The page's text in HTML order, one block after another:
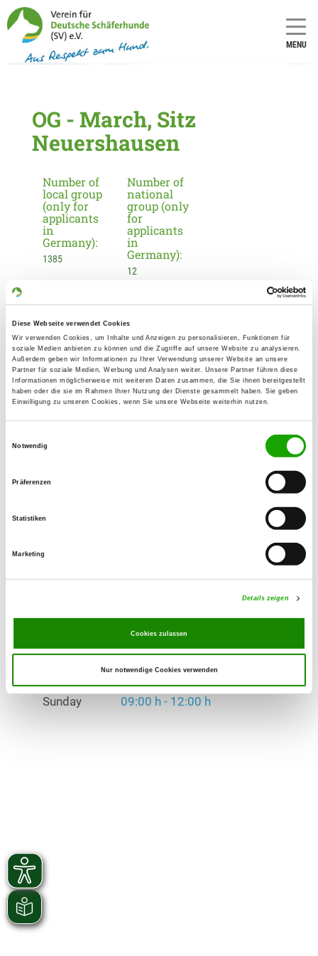
Diese Webseite verwendet Cookies
Wir verwenden Cookies, um Inhalte und Anzeigen zu personalisieren, Funktionen für
soziale Medien anbieten zu können und die Zugriffe auf unsere Website zu analysieren.
Außerdem geben wir Informationen zu Ihrer Verwendung unserer Website an unsere
Partner für soziale Medien, Werbung und Analysen weiter. Unsere Partner führen diese
Informationen möglicherweise mit weiteren Daten zusammen, die Sie ihnen bereitgestellt
haben oder die sie im Rahmen Ihrer Nutzung der Dienste gesammelt haben. Sie geben
Einwilligung zu unseren Cookies, wenn Sie unsere Webseite weiterhin nutzen.
Notwendig
Präferenzen
Statistiken
Marketing
Details zeigen
Cookies zulassen
Nur notwendige Cookies verwenden
MENU
OG - March, Sitz
Neuershausen
Number of
local group
(only for
applicants
in
Germany):
1385
Number of
national
group (only
for
applicants
in
Germany):
12
Contact:
Karin Mittag
Dorfstr. 5
79232 March
79232 March
Offer:
Sunday 09:00 h - 12:00 h
Exercise times in winter:
18:00 h - 20:00 h
Sunday 09:00 h - 12:00 h